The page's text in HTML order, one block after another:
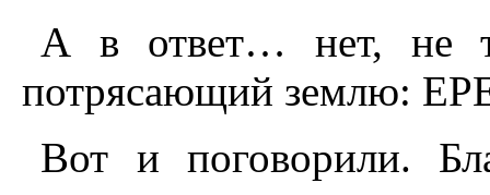
А в ответ… нет, не
потрясающий землю:
Вот и поговорили.